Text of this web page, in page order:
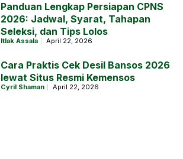
Panduan Lengkap Persiapan CPNS
2026: Jadwal, Syarat, Tahapan
Seleksi, dan Tips Lolos
Itlak Assala April 22, 2026
Cara Praktis Cek Desil Bansos 2026
lewat Situs Resmi Kemensos
Cyril Shaman April 22, 2026